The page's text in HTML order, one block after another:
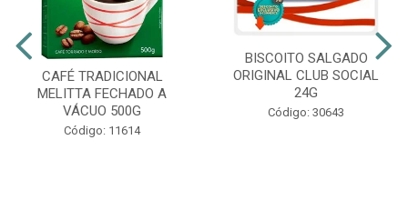
CAFÉ TRADICIONAL
MELITTA FECHADO A
VÁCUO 500G
Código: 11614
BISCOITO SALGADO
ORIGINAL CLUB SOCIAL
24G
Código: 30643